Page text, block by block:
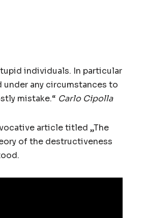
individuals. In particular
any circumstances to
mistake.“ Carlo Cipolla
article titled „The
of the destructiveness